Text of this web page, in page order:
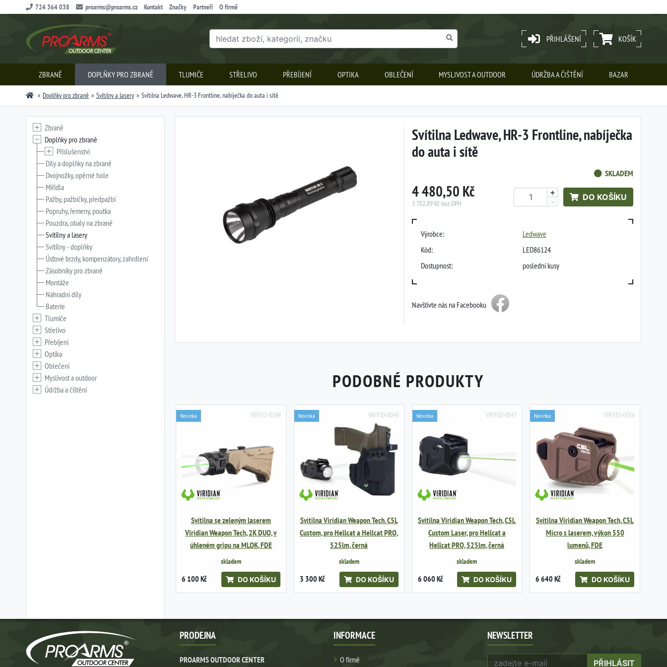
724 364 038 proarms@proarms.cz Kontakt Značky Partneři O firmě
PŘIHLÁŠENÍ KOŠÍK
ZBRANĚ DOPLŇKY PRO ZBRANĚ TLUMIČE STŘELIVO PŘEBÍJENÍ OPTIKA OBLEČENÍ MYSLIVOST A OUTDOOR ÚDRŽBA A ČIŠTĚNÍ BAZAR
Doplňky pro zbraně Svítilny a lasery Svítilna Ledwave, HR-3 Frontline, nabíječka do auta i sítě
Svítilna Ledwave, HR-3 Frontline, nabíječka
do auta i sítě
SKLADEM
4 480,50 Kč
3 702,89 Kč bez DPH
+
-
DO KOŠÍKU
Výrobce:
Ledwave
Kód:
LED86124
Dostupnost:
poslední kusy
Navštivte nás na Facebooku
PODOBNÉ PRODUKTY
VIR912-0104
Novinka
Svítilna se zeleným laserem
Viridian Weapon Tech, 2K DUO, v
úhleném gripu na MLOK, FDE
skladem
6 100 Kč DO KOŠÍKU
VIR930-0048
Novinka
Svítilna Viridian Weapon Tech. C5L
Custom, pro Hellcat a Hellcat PRO,
525lm, černá
skladem
3 300 Kč DO KOŠÍKU
VIR930-0047
Novinka
Svítilna Viridian Weapon Tech, C5L
Custom Laser, pro Hellcat a
Hellcat PRO, 525lm, černá
skladem
6 060 Kč DO KOŠÍKU
VIR930-0056
Novinka
Svítilna Viridian Weapon Tech, C5L
Micro s laserem, výkon 550
lumenů, FDE
skladem
6 640 Kč DO KOŠÍKU
Zbraně
Doplňky pro zbraně
Příslušenství
Díly a doplňky na zbraně
Dvojnožky, opěrné hole
Miřidla
Pažby, pažbičky, předpažbí
Popruhy, řemeny, poutka
Pouzdra, obaly na zbraně
Svítilny a lasery
Svítilny - doplňky
Úsťové brzdy, kompenzátory, zahrdlení
Zásobníky pro zbraně
Montáže
Náhradní díly
Baterie
Tlumiče
Střelivo
Přebíjení
Optika
Oblečení
Myslivost a outdoor
Údržba a čištění
PRODEJNA
PROARMS OUTDOOR CENTER
INFORMACE
O firmě
NEWSLETTER
PŘIHLÁSIT